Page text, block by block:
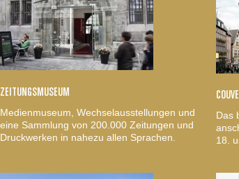
ZEITUNGSMUSEUM
Medienmuseum, Wechselausstellungen und
eine Sammlung von 200.000 Zeitungen und
Druckwerken in nahezu allen Sprachen.
Das
18.